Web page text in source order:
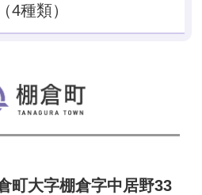
4種類）
町大字棚倉字中居野33